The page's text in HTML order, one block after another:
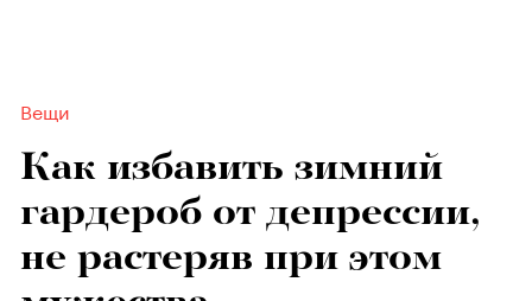
Вещи
Как избавить зимний
гардероб от депрессии,
не растеряв при этом